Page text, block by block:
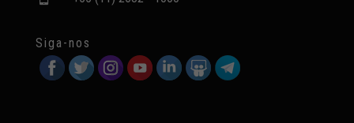
Siga-nos